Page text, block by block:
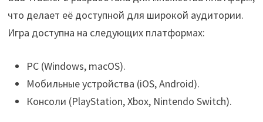
что делает её доступной для широкой аудитории.
Игра доступна на следующих платформах:
PC (Windows, macOS).
Мобильные устройства (iOS, Android).
Консоли (PlayStation, Xbox, Nintendo Switch).